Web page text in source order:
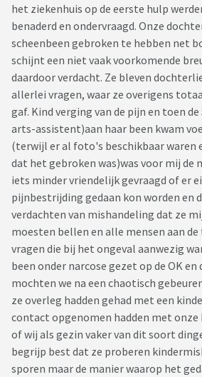
het ziekenhuis op de eerste hulp
benaderd en ondervraagd. Onze
scheenbeen gebroken te hebben net
schijnt een niet vaak voorkomende
daardoor verdacht. Ze bleven
allerlei vragen, waar ze overigens
gaf. Kind verging van de pijn en toen
arts-assistent)aan haar been kwam
(terwijl er al foto's beschikbaar waren
dat het gebroken was)was voor mij de
iets minder vriendelijk gevraagd of er
pijnbestrijding gedaan kon worden en
verdachten van mishandeling dat ze
moesten bellen en alle mensen aan
vragen die bij het ongeval aanwezig
been onder narcose gezet op de OK
mochten we na een chaotisch
ze overleg hadden gehad met een
contact opgenomen hadden met onze
of wij als gezin vaker van dit soort
begrijp best dat ze proberen
sporen maar de manier waarop het